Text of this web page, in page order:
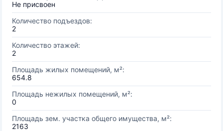
Не присвоен
Количество подъездов:
2
Количество этажей:
2
Площадь жилых помещений, м²:
654.8
Площадь нежилых помещений, м²:
0
Площадь зем. участка общего имущества, м²:
2163